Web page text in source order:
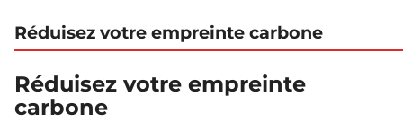
Réduisez votre empreinte carbone
Réduisez votre empreinte
carbone